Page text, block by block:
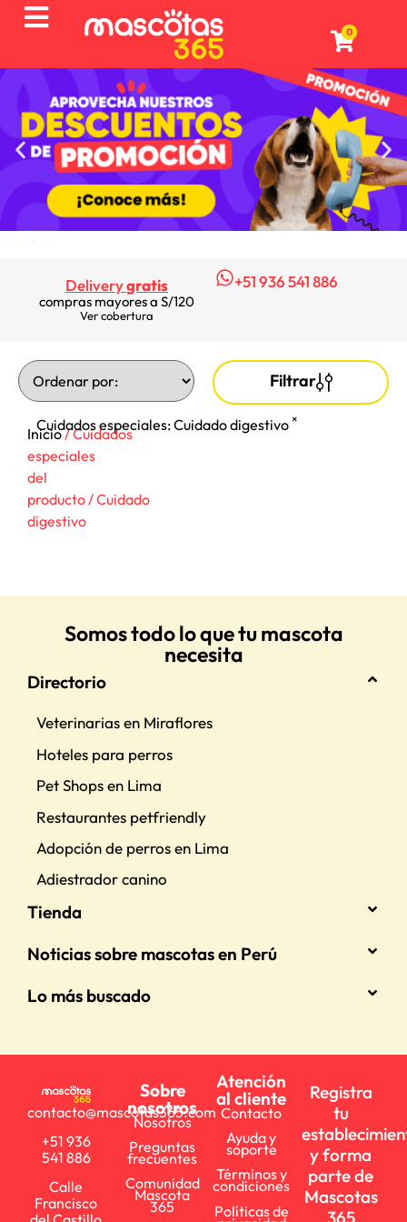
0
Deliverygratis
compras mayores a S/120
Ver cobertura
+51 936 541 886
Filtrar
Inicio/ Cuidados
especiales
del
producto / Cuidado
digestivo
Cuidados especiales:Cuidado digestivo ×
Somos todo lo que tu mascota
necesita
Directorio
Veterinarias en Miraflores
Hoteles para perros
Pet Shops en Lima
Restaurantes petfriendly
Adopción de perros en Lima
Adiestrador canino
Tienda
Noticias sobre mascotas en Perú
Lo más buscado
contacto@mascotas365.com
+51 936
541 886
Calle
Francisco
Sobre
nosotros
Nosotros
Preguntas
frecuentes
Comunidad
Mascota
365
Atención
al cliente
Contacto
Ayuda y
soporte
Términos y
condiciones
Políticas de
Registra
tu
y forma
parte de
Mascotas
365